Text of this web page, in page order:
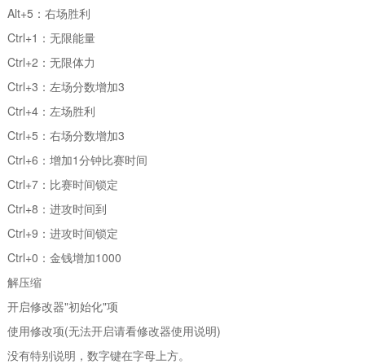
Alt+5：右场胜利
Ctrl+1：无限能量
Ctrl+2：无限体力
Ctrl+3：左场分数增加3
Ctrl+4：左场胜利
Ctrl+5：右场分数增加3
Ctrl+6：增加1分钟比赛时间
Ctrl+7：比赛时间锁定
Ctrl+8：进攻时间到
Ctrl+9：进攻时间锁定
Ctrl+0：金钱增加1000
解压缩
开启修改器"初始化"项
使用修改项(无法开启请看修改器使用说明)
没有特别说明，数字键在字母上方。